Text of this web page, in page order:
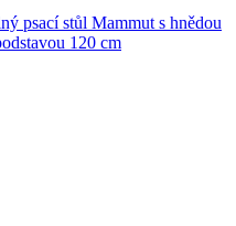
psací stůl Mammut s hnědou
120 cm